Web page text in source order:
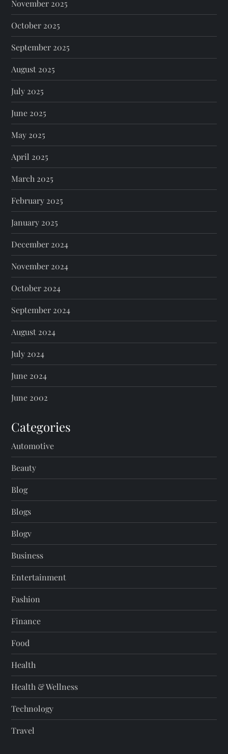
November 2025
October 2025
September 2025
August 2025
July 2025
June 2025
May 2025
April 2025
March 2025
February 2025
January 2025
December 2024
November 2024
October 2024
September 2024
August 2024
July 2024
June 2024
June 2002
Categories
Automotive
Beauty
Blog
Blogs
Blogv
Business
Entertainment
Fashion
Finance
Food
Health
Health & Wellness
Technology
Travel